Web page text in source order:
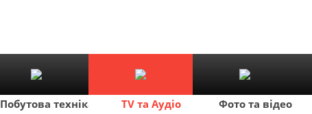
Побутова техніка TV та Аудіо Фото та відео